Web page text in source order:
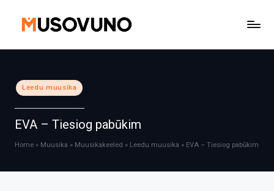
Posted
in
Leedu muusika
EVA – Tiesiog pabūkim
Home » Muusika » Muusikakeeled » Leedu muusika » EVA – Tiesiog pabūkim